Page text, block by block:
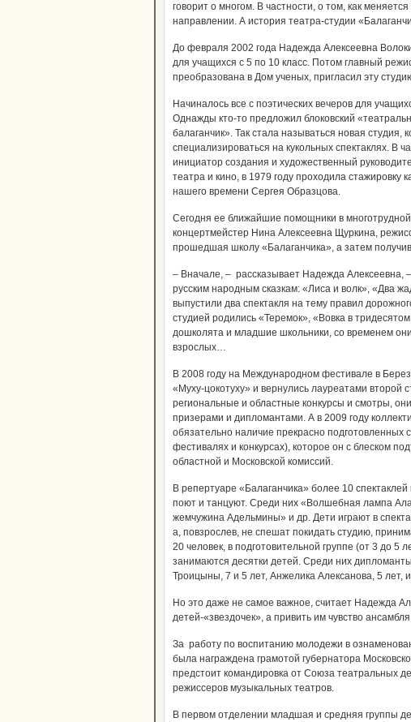
говорит о многом. В частности, о том, как
направлении. А история театра-студии
До февраля 2002 года Надежда Алексеевна
для учащихся с 5 по 10 класс. Потом главный
преобразована в Дом ученых, пригласил эту
Начиналось все с поэтических вечеров для
Однажды кто-то предложил блоковский
балаганчик». Так стала называться новая
специализироваться на кукольных спектаклях. В
инициатор создания и художественный
театра и кино, в 1979 году проходила стажировку
нашего времени Сергея Образцова.
Сегодня ее ближайшие помощники в
концертмейстер Нина Алексеевна Щуркина,
прошедшая школу «Балаганчика», а затем
– Вначале, – рассказывает Надежда Алексеевна,
русским народным сказкам: «Лиса и волк», «Два
выпустили два спектакля на тему правил
студией родились «Теремок», «Вовка в
дошколята и младшие школьники, со временем
взрослых…
В 2008 году на Международном фестивале в
«Муху-цокотуху» и вернулись лауреатами
региональные и областные конкурсы и смотры,
призерами и дипломантами. А в 2009 году
обязательно наличие прекрасно
фестивалях и конкурсах), которое он с блеском
областной и Московской комиссий.
В репертуаре «Балаганчика» более 10
поют и танцуют. Среди них «Волшебная лампа
жемчужина Адельмины» и др. Дети играют в
а, повзрослев, не спешат покидать студию,
20 человек, в подготовительной группе (от 3 до 5
занимаются десятки детей. Среди них
Троицыны, 7 и 5 лет, Анжелика Алексанова, 5 лет,
Но это даже не самое важное, считает Надежда
детей-«звездочек», а привить им чувство
За работу по воспитанию молодежи в
была награждена грамотой губернатора
предстоит командировка от Союза театральных
режиссеров музыкальных театров.
В первом отделении младшая и средняя группы